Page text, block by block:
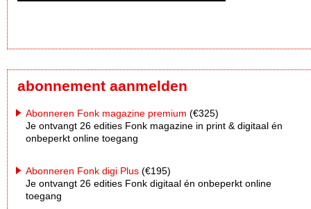
abonnement aanmelden
Abonneren Fonk magazine premium (€325)
Je ontvangt 26 edities Fonk magazine in print & digitaal én
onbeperkt online toegang
Abonneren Fonk digi Plus (€195)
Je ontvangt 26 edities Fonk digitaal én onbeperkt online
toegang